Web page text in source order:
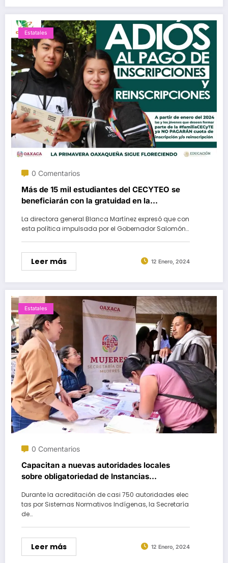
Estatales
0 Comentarios
Más de 15 mil estudiantes del CECYTEO se
beneficiarán con la gratuidad en la
La directora general Blanca Martínez expresó que con
esta política impulsada por el Gobernador Salomón…
Leer más 12 Enero, 2024
Estatales
0 Comentarios
Capacitan a nuevas autoridades locales
sobre obligatoriedad de Instancias
Durante la acreditación de casi 750 autoridades elec
tas por Sistemas Normativos Indígenas, la Secretaría
de…
Leer más 12 Enero, 2024